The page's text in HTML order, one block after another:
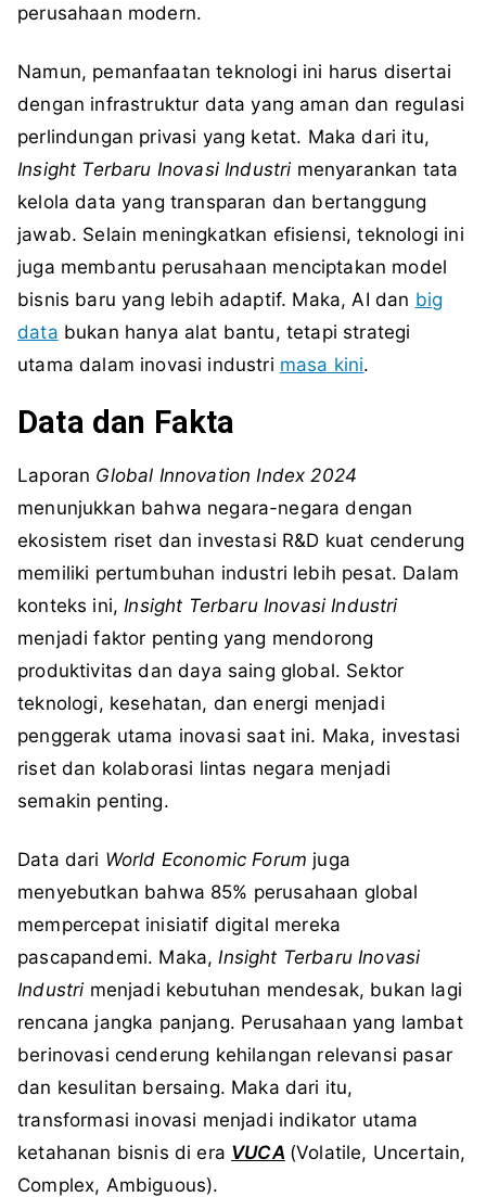
perusahaan modern.
Namun, pemanfaatan teknologi ini harus disertai
dengan infrastruktur data yang aman dan regulasi
perlindungan privasi yang ketat. Maka dari itu,
Insight Terbaru Inovasi Industrimenyarankan tata
kelola data yang transparan dan bertanggung
jawab. Selain meningkatkan efisiensi, teknologi ini
juga membantu perusahaan menciptakan model
bisnis baru yang lebih adaptif. Maka, AI dan big
data bukan hanya alat bantu, tetapi strategi
utama dalam inovasi industri masa kini.
Data dan Fakta
Laporan Global Innovation Index 2024
menunjukkan bahwa negara-negara dengan
ekosistem riset dan investasi R&D kuat cenderung
memiliki pertumbuhan industri lebih pesat. Dalam
konteks ini, Insight Terbaru Inovasi Industri
menjadi faktor penting yang mendorong
produktivitas dan daya saing global. Sektor
teknologi, kesehatan, dan energi menjadi
penggerak utama inovasi saat ini. Maka, investasi
riset dan kolaborasi lintas negara menjadi
semakin penting.
Data dari World Economic Forum juga
menyebutkan bahwa 85% perusahaan global
mempercepat inisiatif digital mereka
pascapandemi. Maka, Insight Terbaru Inovasi
Industrimenjadi kebutuhan mendesak, bukan lagi
rencana jangka panjang. Perusahaan yang lambat
berinovasi cenderung kehilangan relevansi pasar
dan kesulitan bersaing. Maka dari itu,
transformasi inovasi menjadi indikator utama
ketahanan bisnis di era VUCA (Volatile, Uncertain,
Complex, Ambiguous).